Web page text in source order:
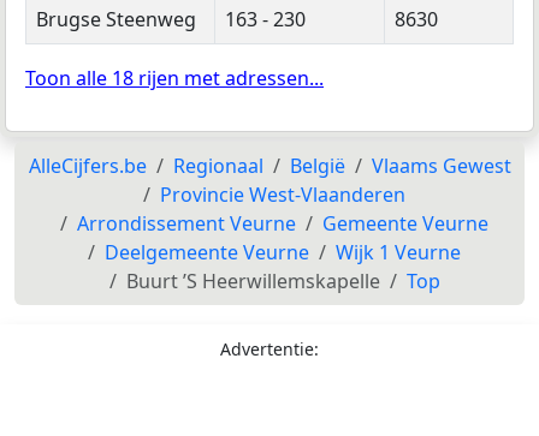
Brugse Steenweg
163 - 230 8630
Toon alle 18 rijen met adressen...
AlleCijfers.be Regionaal België
Vlaams Gewest
Provincie West-Vlaanderen
Arrondissement Veurne
Gemeente Veurne
Deelgemeente Veurne
Wijk 1 Veurne
Buurt ’S Heerwillemskapelle
Top
Advertentie: